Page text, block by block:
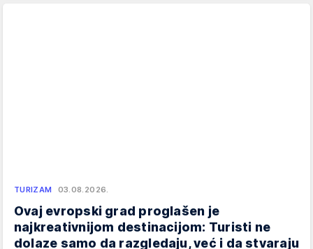
TURIZAM 03.08.2026.
Ovaj evropski grad proglašen je
najkreativnijom destinacijom: Turisti ne
dolaze samo da razgledaju, već i da stvaraju